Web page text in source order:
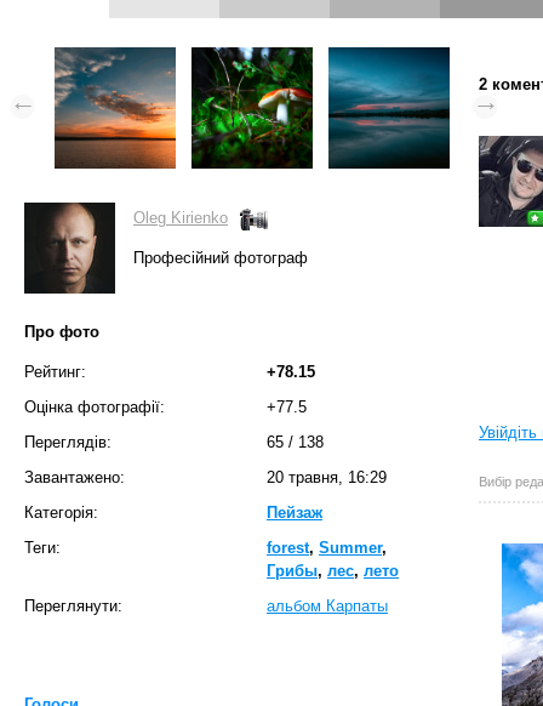
Oleg Kirienko
Професійний фотограф
Про фото
Рейтинг:
+78.15
Оцінка фотографії:
+77.5
Переглядів:
65 / 138
Завантажено:
20 травня, 16:29
Категорія:
Пейзаж
Теги:
forest, Summer,
Грибы, лес, лето
Переглянути:
альбом Карпаты
2
Вибір